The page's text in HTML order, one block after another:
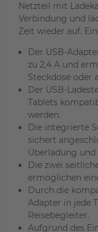
Netzteil mit
Verbindung und
Zeit wieder auf.
Der USB-
zu 2,4 A und
Steckdose oder
Der USB-
Tablets
werden.
Die integrierte
sichert
Überladung
Die zwei
ermöglichen
Durch die
Adapter in jede
Reisebegleiter.
Aufgrund des